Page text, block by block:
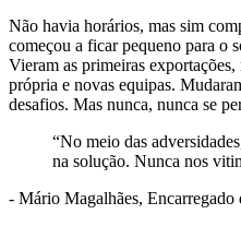
Não havia horários, mas sim
começou a ficar pequeno para o
Vieram as primeiras
própria e novas equipas.
desafios. Mas nunca, nunca se
“No meio das
na solução. Nunca nos
- Mário Magalhães, Encarregado